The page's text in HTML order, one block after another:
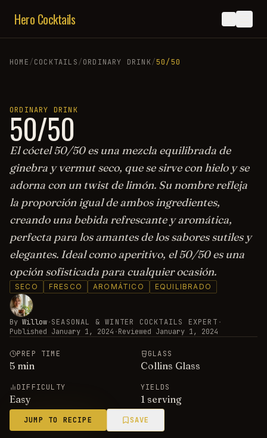
Hero Cocktails
HOME/COCKTAILS/ORDINARY DRINK/50/50
ORDINARY DRINK
50/50
El cóctel 50/50 es una mezcla equilibrada de
ginebra y vermut seco, que se sirve con hielo y se
adorna con un twist de limón. Su nombre refleja
la proporción igual de ambos ingredientes,
creando una bebida refrescante y aromática,
perfecta para los amantes de los sabores sutiles y
elegantes. Ideal como aperitivo, el 50/50 es una
opción sofisticada para cualquier ocasión.
SECO FRESCO AROMÁTICO EQUILIBRADO
By Willow·SEASONAL & WINTER COCKTAILS EXPERT ·
Published January 1, 2024 ·Reviewed January 1, 2024
PREP TIME
5 min
GLASS
Collins Glass
DIFFICULTY
Easy
YIELDS
1 serving
JUMP TO RECIPE SAVE